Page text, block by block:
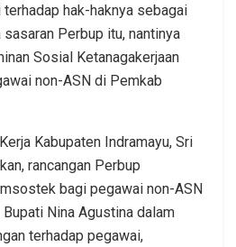
hak-haknya sebagai
sasaran Perbup itu, nantinya
Sosial Ketanagakerjaan
non-ASN di Pemkab
Kabupaten Indramayu, Sri
rancangan Perbup
bagi pegawai non-ASN
Nina Agustina dalam
terhadap pegawai,